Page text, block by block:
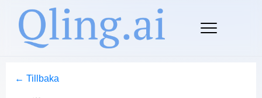
← Tillbaka